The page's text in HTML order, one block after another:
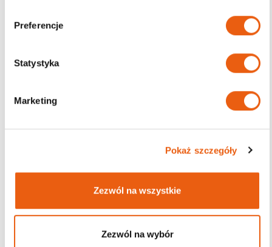
Preferencje
Statystyka
Marketing
Pokaż szczegóły
Zezwól na wszystkie
Zezwól na wybór